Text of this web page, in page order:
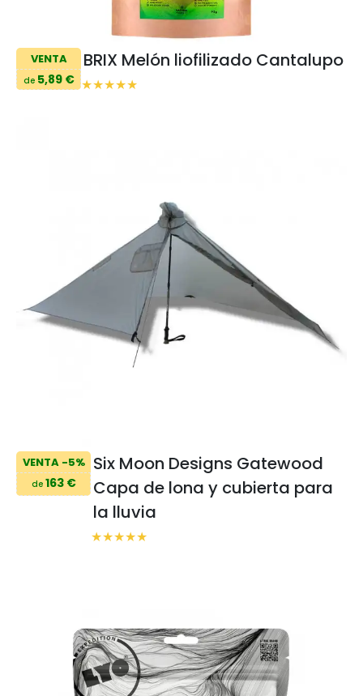
VENTA
de5,89 €
BRIX Melón liofilizado Cantalupo
VENTA -5%
de163 €
Six Moon Designs Gatewood
Capa de lona y cubierta para
la lluvia